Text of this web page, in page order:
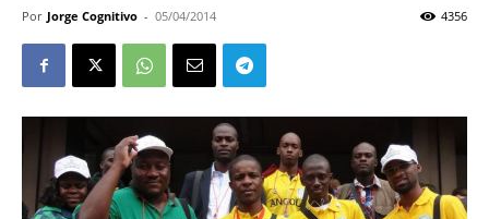
Por Jorge Cognitivo - 05/04/2014 4356